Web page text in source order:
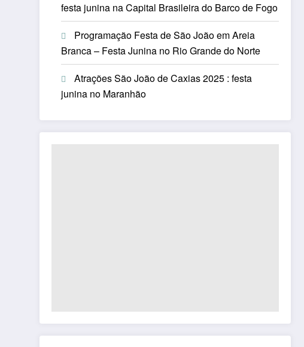
festa junina na Capital Brasileira do Barco de Fogo
Programação Festa de São João em Areia
Branca – Festa Junina no Rio Grande do Norte
Atrações São João de Caxias 2025 : festa
junina no Maranhão